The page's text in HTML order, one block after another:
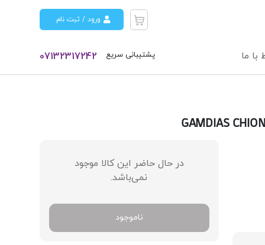
ورود / ثبت نام
07132317242 پشتیبانی سریع با ما
در حال حاضر این کالا موجود
نمی‌باشد.
ناموجود